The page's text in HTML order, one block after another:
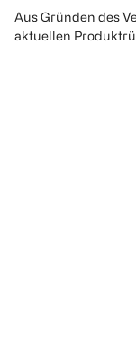
Aus Gründen des
aktuellen